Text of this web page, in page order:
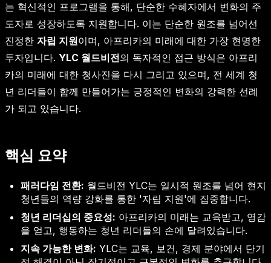
는 혁신적인 프로그램을 통해, 단순한 수혜자에서 변화의 주
도자로 성장하도록 지원합니다. 이는 단순한 원조를 넘어선
진정한 자립 지원이며, 아프리카의 미래에 대한 가장 현명한
투자입니다. YLC 월드비전의 독자적인 접근 방식은 아프리
카의 미래에 대한 청사진을 다시 그리고 있으며, 전 세계 청
년 리더들이 함께 만들어가는 긍정적인 변화의 강력한 선례
가 되고 있습니다.
핵심 요약
패러다임 전환: 월드비전 YLC는 일시적 원조를 넘어 현지
청년들의 역량 강화를 통한 '자립 지원'에 집중합니다.
청년 리더십의 중요성: 아프리카의 미래는 교육받고, 영감
을 얻고, 행동하는 청년 리더들의 손에 달려있습니다.
지속 가능한 변화: YLC는 교육, 보건, 경제 분야에서 단기